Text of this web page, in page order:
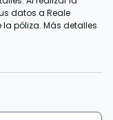
datos a Reale
la póliza. Más detalles